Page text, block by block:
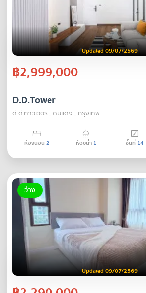
Updated 09/07/2569
฿2,999,000
D.D.Tower
ดี.ดี.ทาวเวอร์ , ดินแดง , กรุงเทพ
ห้องนอน 2 ห้องน้ำ 1 ชั้นที่ 14
ว่าง
Updated 09/07/2569